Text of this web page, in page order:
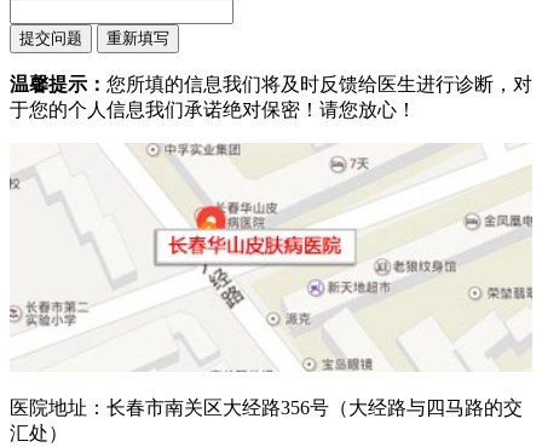
温馨提示： 您所填的信息我们将及时反馈给医生进行诊断，对
于您的个人信息我们承诺绝对保密！请您放心！
医院地址：长春市南关区大经路356号（大经路与四马路的交
汇处）